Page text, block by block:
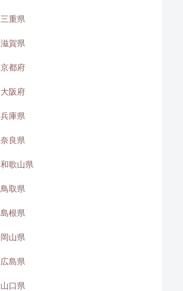
三重県
滋賀県
京都府
大阪府
兵庫県
奈良県
和歌山県
鳥取県
島根県
岡山県
広島県
山口県